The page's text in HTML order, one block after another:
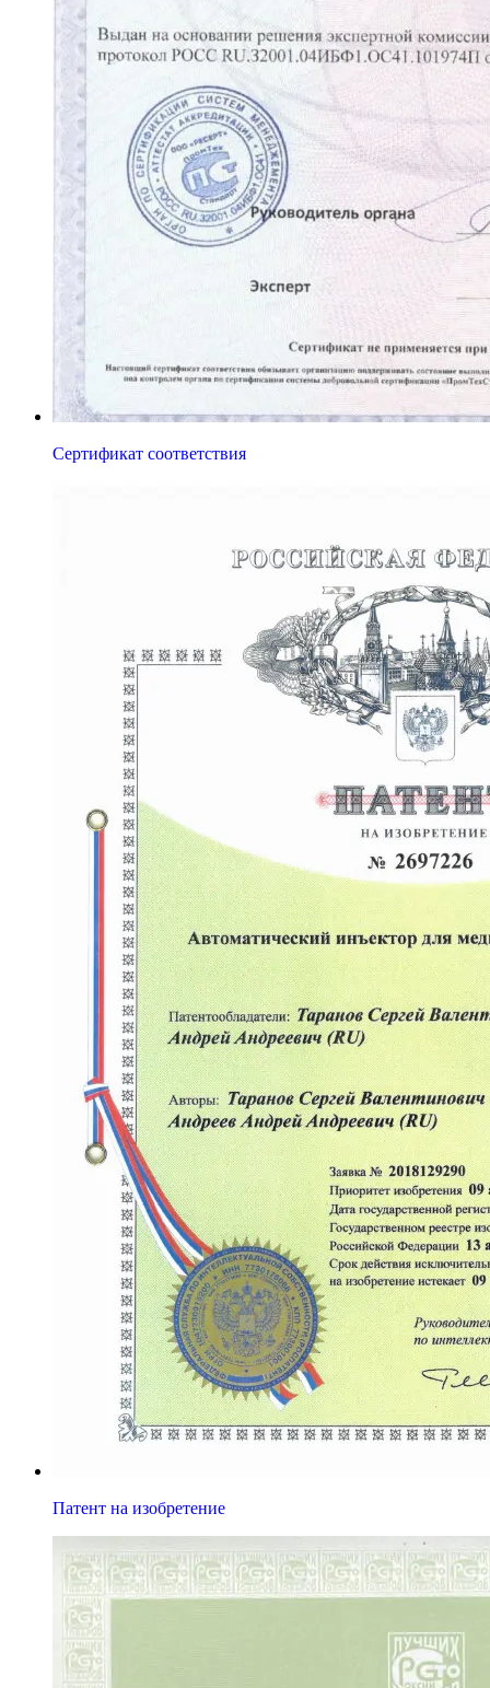
Сертификат соответствия
Патент на изобретение